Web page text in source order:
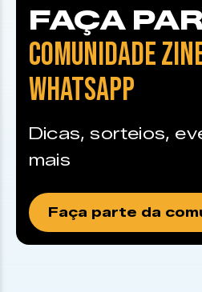
FAÇA
COMUNIDADE
WHATSAPP
Dicas, sorteios,
mais
Faça parte da